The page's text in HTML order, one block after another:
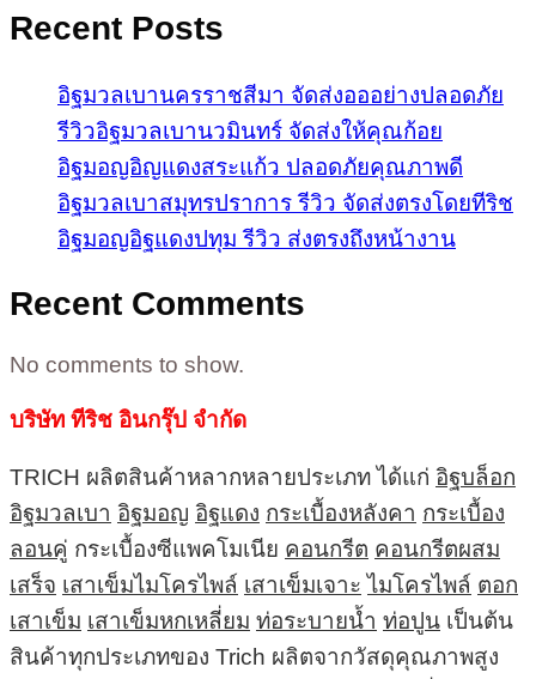
Recent Posts
อิฐมวลเบานครราชสีมา จัดส่งอออย่างปลอดภัย
รีวิวอิฐมวลเบานวมินทร์ จัดส่งให้คุณก้อย
อิฐมอญอิญแดงสระแก้ว ปลอดภัยคุณภาพดี
อิฐมวลเบาสมุทรปราการ รีวิว จัดส่งตรงโดยทีริช
อิฐมอญอิฐแดงปทุม รีวิว ส่งตรงถึงหน้างาน
Recent Comments
No comments to show.
บริษัท ทีริช อินกรุ๊ป จำกัด
TRICH ผลิตสินค้าหลากหลายประเภท ได้แก่ อิฐบล็อก
อิฐมวลเบา อิฐมอญ อิฐแดง กระเบื้องหลังคา กระเบื้อง
ลอนคู่ กระเบื้องซีแพคโมเนีย คอนกรีต คอนกรีตผสม
เสร็จ เสาเข็มไมโครไพล์ เสาเข็มเจาะ ไมโครไพล์ ตอก
เสาเข็ม เสาเข็มหกเหลี่ยม ท่อระบายน้ำ ท่อปูน เป็นต้น
สินค้าทุกประเภทของ Trich ผลิตจากวัสดุคุณภาพสูง